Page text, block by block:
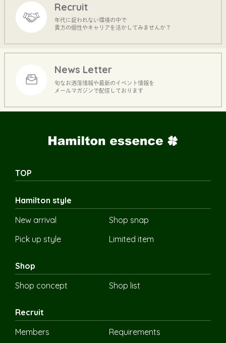
Recruit
年代に捉われない環境の中で
貴方の個性やキャリアを活かしてみませんか？
News Letter
旬なお洒落情報や最新のイベント情報を
メールマガジンで配信しております
TOP
Hamilton style
New arrival
Shop snap
Pick up style
Limited item
Shop
Shop concept
Shop list
Recruit
Members
Requirements